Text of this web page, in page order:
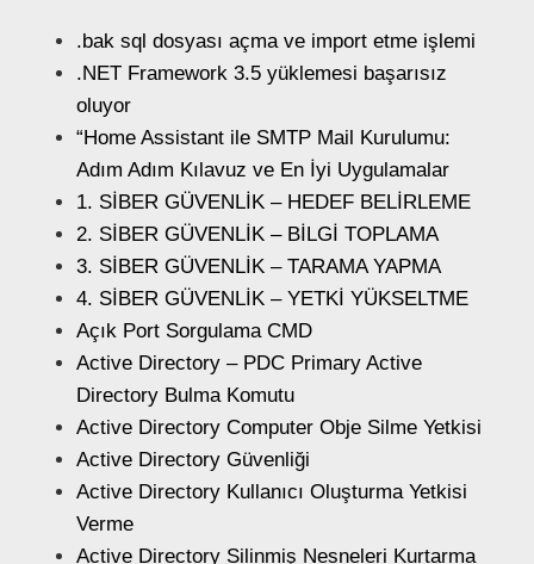
.bak sql dosyası açma ve import etme işlemi
.NET Framework 3.5 yüklemesi başarısız
oluyor
“Home Assistant ile SMTP Mail Kurulumu:
Adım Adım Kılavuz ve En İyi Uygulamalar
1. SİBER GÜVENLİK – HEDEF BELİRLEME
2. SİBER GÜVENLİK – BİLGİ TOPLAMA
3. SİBER GÜVENLİK – TARAMA YAPMA
4. SİBER GÜVENLİK – YETKİ YÜKSELTME
Açık Port Sorgulama CMD
Active Directory – PDC Primary Active
Directory Bulma Komutu
Active Directory Computer Obje Silme Yetkisi
Active Directory Güvenliği
Active Directory Kullanıcı Oluşturma Yetkisi
Verme
Active Directory Silinmiş Nesneleri Kurtarma